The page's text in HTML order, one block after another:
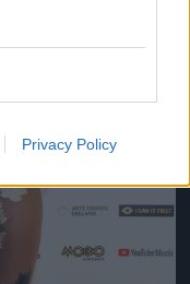
Privacy Policy